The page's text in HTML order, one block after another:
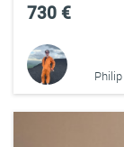
730 €
Philip